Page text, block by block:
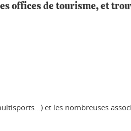
offices de tourisme, et
et les nombreuses